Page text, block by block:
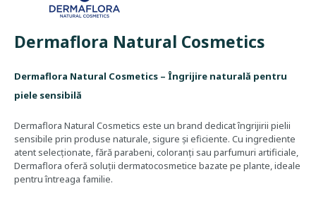
Dermaflora Natural Cosmetics
Dermaflora Natural Cosmetics – Îngrijire naturală pentru
piele sensibilă
Dermaflora Natural Cosmetics este un brand dedicat îngrijirii pielii
sensibile prin produse naturale, sigure și eficiente. Cu ingrediente
atent selecționate, fără parabeni, coloranți sau parfumuri artificiale,
Dermaflora oferă soluții dermatocosmetice bazate pe plante, ideale
pentru întreaga familie.